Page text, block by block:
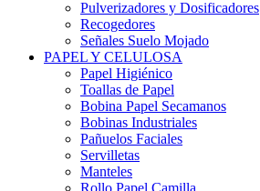
Pulverizadores y Dosificadores
Recogedores
Señales Suelo Mojado
PAPEL Y CELULOSA
Papel Higiénico
Toallas de Papel
Bobina Papel Secamanos
Bobinas Industriales
Pañuelos Faciales
Servilletas
Manteles
Rollo Papel Camilla